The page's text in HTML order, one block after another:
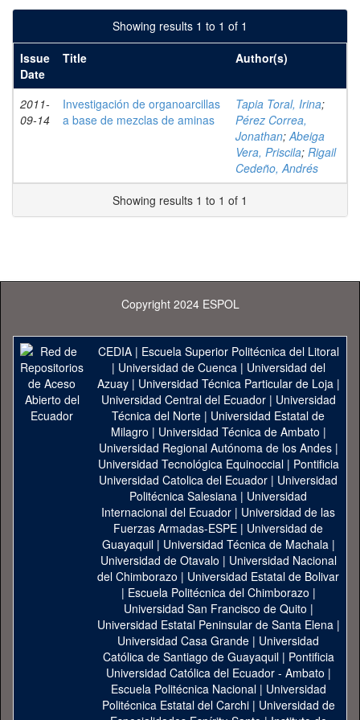
Showing results 1 to 1 of 1
Issue
Date
Title Author(s)
2011-
09-14
Investigación de organoarcillas
a base de mezclas de aminas
Tapia Toral, Irina;
Pérez Correa,
Jonathan;Abeiga
Vera, Priscila; Rigail
Cedeño, Andrés
Showing results 1 to 1 of 1
Copyright 2024 ESPOL
CEDIA| Escuela Superior Politécnica del Litoral
| Universidad de Cuenca| Universidad del
Azuay| Universidad Técnica Particular de Loja|
Universidad Central del Ecuador| Universidad
Técnica del Norte | Universidad Estatal de
Milagro | Universidad Técnica de Ambato |
Universidad Regional Autónoma de los Andes|
Universidad Tecnológica Equinoccial| Pontificia
Universidad Catolica del Ecuador | Universidad
Politécnica Salesiana | Universidad
Internacional del Ecuador | Universidad de las
Fuerzas Armadas-ESPE | Universidad de
Guayaquil| Universidad Técnica de Machala|
Universidad de Otavalo | Universidad Nacional
del Chimborazo | Universidad Estatal de Bolivar
| Escuela Politécnica del Chimborazo |
Universidad San Francisco de Quito |
Universidad Estatal Peninsular de Santa Elena|
Universidad Casa Grande | Universidad
Católica de Santiago de Guayaquil| Pontificia
Universidad Católica del Ecuador - Ambato |
Escuela Politécnica Nacional| Universidad
Politécnica Estatal del Carchi| Universidad de